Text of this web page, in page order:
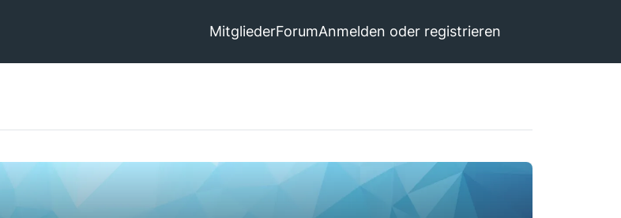
MitgliederForumAnmelden oder registrieren